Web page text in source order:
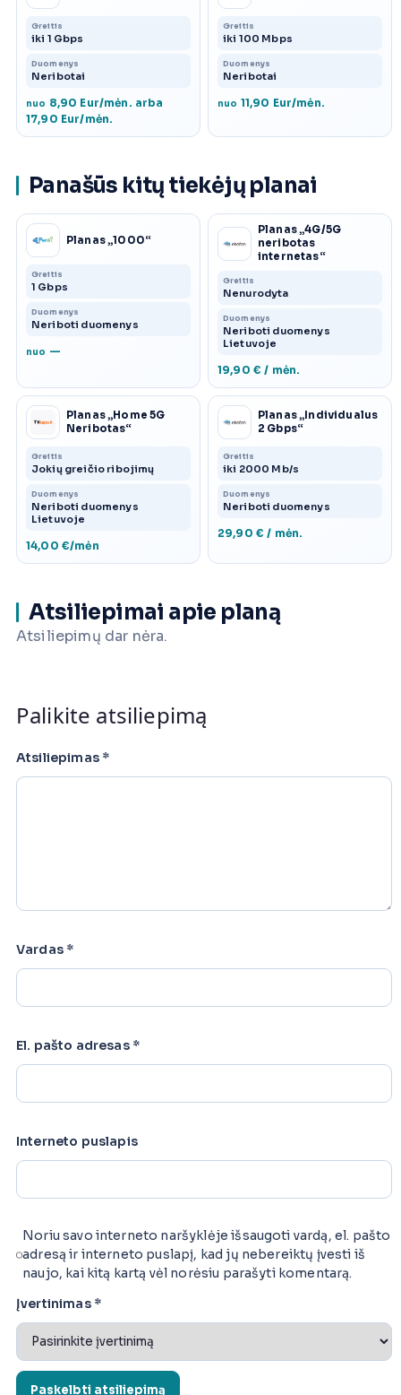
Greitis
iki 1 Gbps
Duomenys
Neribotai
nuo 8,90 Eur/mėn. arba
17,90 Eur/mėn.
Greitis
iki 100 Mbps
Duomenys
Neribotai
nuo 11,90 Eur/mėn.
Panašūs kitų tiekėjų planai
Planas „1000“
Greitis
1 Gbps
Duomenys
Neriboti duomenys
nuo —
Planas „4G/5G
neribotas
internetas“
Greitis
Nenurodyta
Duomenys
Neriboti duomenys
Lietuvoje
19,90 € / mėn.
Planas „Home 5G
Neribotas“
Greitis
Jokių greičio ribojimų
Duomenys
Neriboti duomenys
Lietuvoje
14,00 €/mėn
Planas „Individualus
2 Gbps“
Greitis
iki 2000 Mb/s
Duomenys
Neriboti duomenys
29,90 € / mėn.
Atsiliepimai apie planą
Atsiliepimų dar nėra.
Palikite atsiliepimą
Atsiliepimas *
Vardas *
El. pašto adresas *
Interneto puslapis
Noriu savo interneto naršyklėje išsaugoti vardą, el. pašto
adresą ir interneto puslapį, kad jų nebereiktų įvesti iš
naujo, kai kitą kartą vėl norėsiu parašyti komentarą.
Įvertinimas *